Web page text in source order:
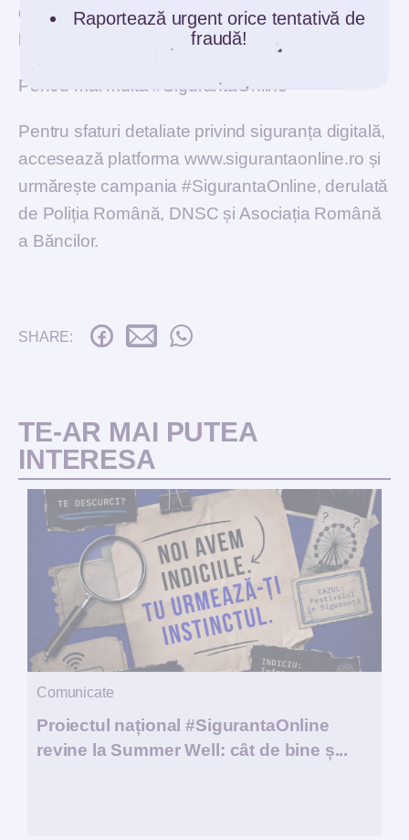
detecta rapid orice activitate suspectă și poți
bloca accesul neautorizat.
Pentru mai multă #SigurantaOnline
Pentru sfaturi detaliate privind siguranța digitală,
accesează platforma www.sigurantaonline.ro și
urmărește campania #SigurantaOnline, derulată
de Poliția Română, DNSC și Asociația Română
a Băncilor.
SHARE:
TE-AR MAI PUTEA
INTERESA
Comunicate
Proiectul național #SigurantaOnline
revine la Summer Well: cât de bine ș...
Raportează urgent orice tentativă de
fraudă!